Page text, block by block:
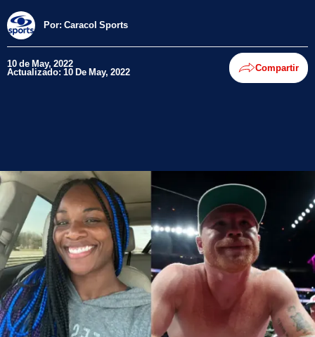
Por: Caracol Sports
10 de May, 2022
Actualizado: 10 De May, 2022 Compartir